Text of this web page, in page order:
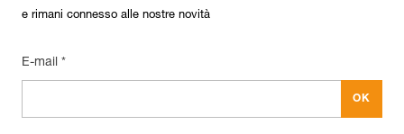
e rimani connesso alle nostre novità
E-mail *